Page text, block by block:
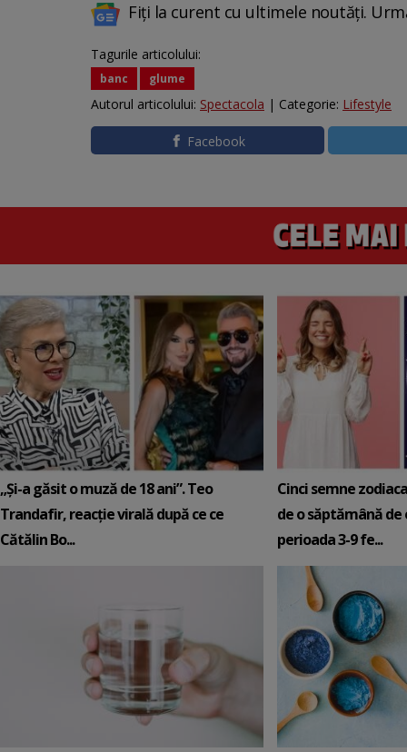
Fiți la curent cu ultimele noutăți.
Tagurile articolului:
banc glume
Autorul articolului: Spectacola | Categorie: Lifestyle
Facebook
„Și-a găsit o muză de 18 ani”. Teo
Trandafir, reacție virală după ce ce
Cătălin Bo...
Cinci semne
de o săptămână de
perioada 3-9 fe...